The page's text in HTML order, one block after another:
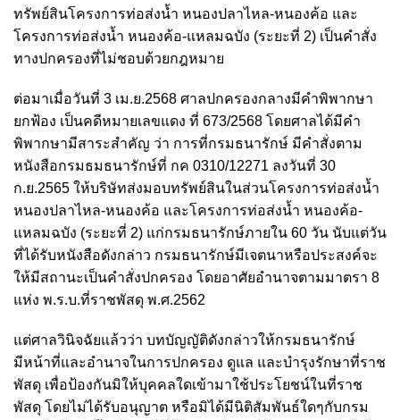
ทรัพย์สินโครงการท่อส่งน้ำ หนองปลาไหล-หนองค้อ และ
โครงการท่อส่งน้ำ หนองค้อ-แหลมฉบัง (ระยะที่ 2) เป็นคำสั่ง
ทางปกครองที่ไม่ชอบด้วยกฎหมาย
ต่อมาเมื่อวันที่ 3 เม.ย.2568 ศาลปกครองกลางมีคำพิพากษา
ยกฟ้อง เป็นคดีหมายเลขแดง ที่ 673/2568 โดยศาลได้มีคำ
พิพากษามีสาระสำคัญ ว่า การที่กรมธนารักษ์ มีคำสั่งตาม
หนังสือกรมธมธนารักษ์ที่ กค 0310/12271 ลงวันที่ 30
ก.ย.2565 ให้บริษัทส่งมอบทรัพย์สินในส่วนโครงการท่อส่งน้ำ
หนองปลาไหล-หนองค้อ และโครงการท่อส่งน้ำ หนองค้อ-
แหลมฉบัง (ระยะที่ 2) แก่กรมธนารักษ์ภายใน 60 วัน นับแต่วัน
ที่ได้รับหนังสือดังกล่าว กรมธนารักษ์มีเจตนาหรือประสงค์จะ
ให้มีสถานะเป็นคำสั่งปกครอง โดยอาศัยอำนาจตามมาตรา 8
แห่ง พ.ร.บ.ที่ราชพัสดุ พ.ศ.2562
แต่ศาลวินิจฉัยแล้วว่า บทบัญญัติดังกล่าวให้กรมธนารักษ์
มีหน้าที่และอำนาจในการปกครอง ดูแล และบำรุงรักษาที่ราช
พัสดุ เพื่อป้องกันมิให้บุคคลใดเข้ามาใช้ประโยชน์ในที่ราช
พัสดุ โดยไม่ได้รับอนุญาต หรือมิได้มีนิติสัมพันธ์ใดๆกับกรม